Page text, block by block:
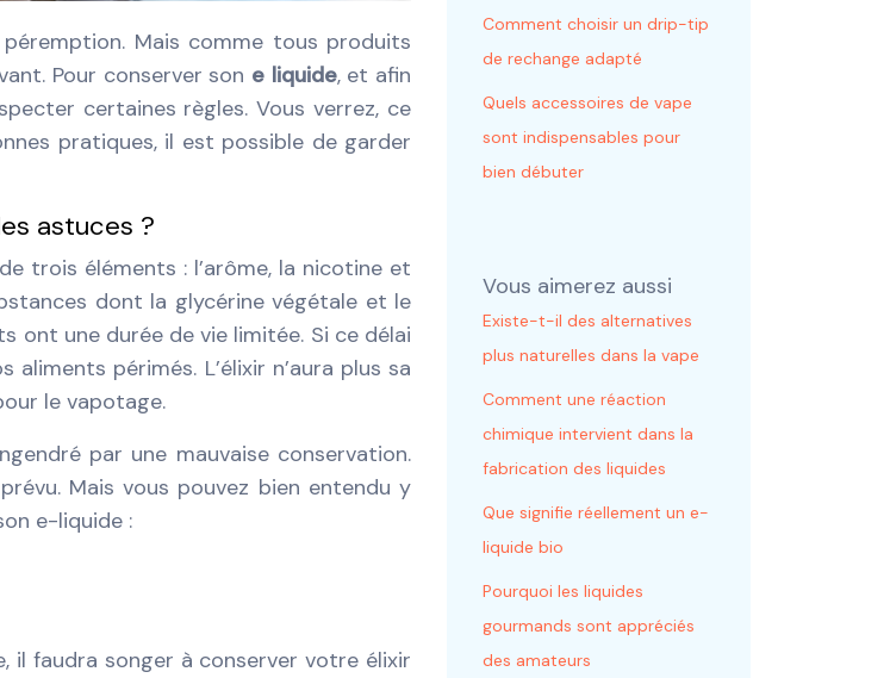
Mais comme tous produits
Pour conserver son e liquide, et afin
certaines règles. Vous verrez, ce
pratiques, il est possible de garder
astuces ?
trois éléments : l’arôme, la nicotine et
dont la glycérine végétale et le
ont une durée de vie limitée. Si ce délai
périmés. L’élixir n’aura plus sa
le vapotage.
par une mauvaise conservation.
Mais vous pouvez bien entendu y
e-liquide :
il faudra songer à conserver votre élixir
Comment choisir un drip-tip
de rechange adapté
Quels accessoires de vape
sont indispensables pour
bien débuter
Vous aimerez aussi
Existe-t-il des alternatives
plus naturelles dans la vape
Comment une réaction
chimique intervient dans la
fabrication des liquides
Que signifie réellement un e-
liquide bio
Pourquoi les liquides
gourmands sont appréciés
des amateurs